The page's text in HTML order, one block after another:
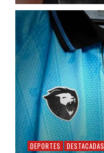
DEPORTES DESTACADAS